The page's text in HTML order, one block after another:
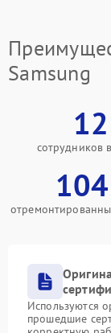
Samsung
12
сотрудников
Используются
прошедшие